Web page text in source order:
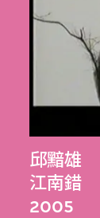
邱黯雄
江南錯
2005